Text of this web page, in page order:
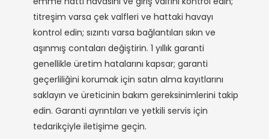
titreşim varsa çek valfleri ve hattaki havayı
kontrol edin; sızıntı varsa bağlantıları sıkın ve
aşınmış contaları değiştirin. 1 yıllık garanti
genellikle üretim hatalarını kapsar; garanti
geçerliliğini korumak için satın alma kayıtlarını
saklayın ve üreticinin bakım gereksinimlerini takip
edin. Garanti ayrıntıları ve yetkili servis için
tedarikçiyle iletişime geçin.